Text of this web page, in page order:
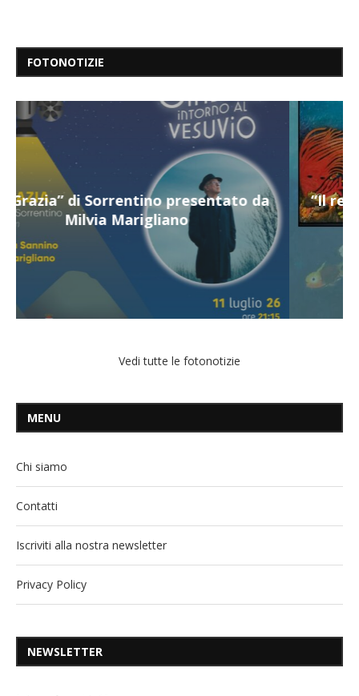
FOTONOTIZIE
“Il respiro del mare”, personale di Terry
Mangiatordi
Vedi tutte le fotonotizie
MENU
Chi siamo
Contatti
Iscriviti alla nostra newsletter
Privacy Policy
NEWSLETTER